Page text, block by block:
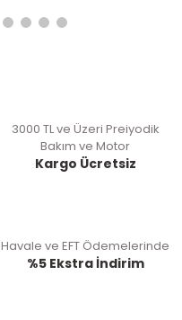
3000 TL ve Üzeri Preiyodik
Bakım ve Motor
Kargo Ücretsiz
Havale ve EFT Ödemelerinde
%5 Ekstra İndirim